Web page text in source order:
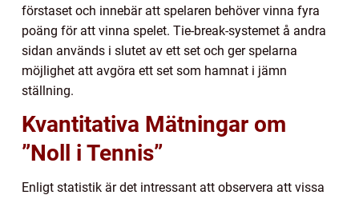
förstaset och innebär att spelaren behöver vinna fyra
poäng för att vinna spelet. Tie-break-systemet å andra
sidan används i slutet av ett set och ger spelarna
möjlighet att avgöra ett set som hamnat i jämn
ställning.
Kvantitativa Mätningar om
”Noll i Tennis”
Enligt statistik är det intressant att observera att vissa